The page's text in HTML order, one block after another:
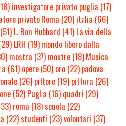
investigatore privato puglia (17)
privato Roma (20) italia (66)
(51) L. Ron Hubbard (41) La via della
(29) LRH (19) mondo libero dalla
mostra (37) mostre (18) Musica
(61) opere (50) oro (22) padova
(26) pittore (19) pittura (26)
(52) Puglia (16) quadri (29)
roma (18)scuola (22)
(22)studenti (23)volontari (37)